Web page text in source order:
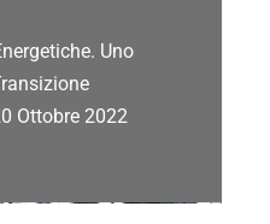
Uno
Ottobre 2022